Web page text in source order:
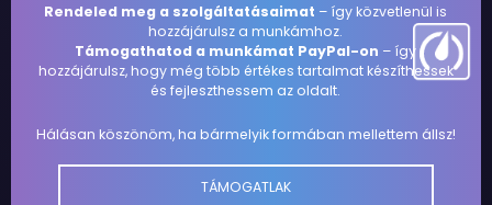
Rendeled meg a szolgáltatásaimat – így közvetlenül is
hozzájárulsz a munkámhoz.
Támogathatod a munkámat PayPal-on – így
hozzájárulsz, hogy még több értékes tartalmat készíthessek
és fejleszthessem az oldalt.
Hálásan köszönöm, ha bármelyik formában mellettem állsz!
TÁMOGATLAK